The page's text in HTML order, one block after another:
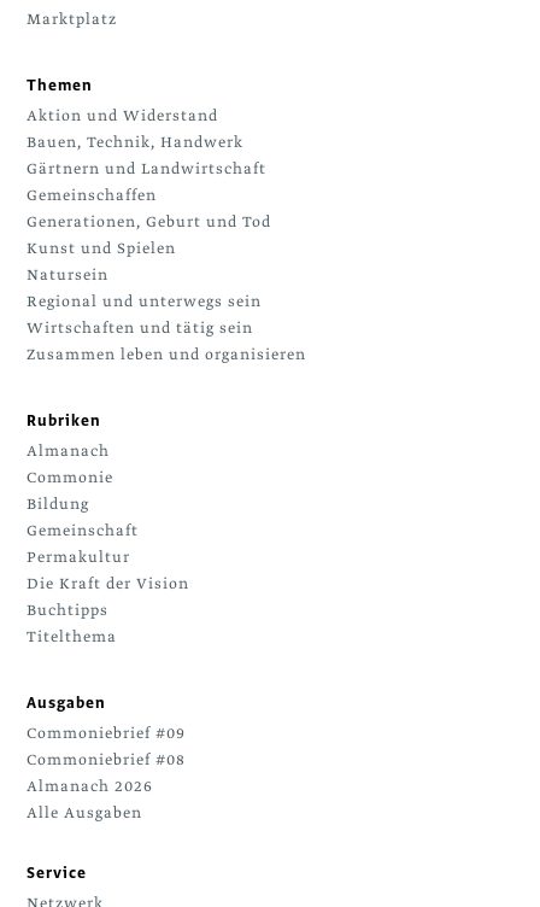
Marktplatz
Themen
Aktion und Widerstand
Bauen, Technik, Handwerk
Gärtnern und Landwirtschaft
Gemeinschaffen
Generationen, Geburt und Tod
Kunst und Spielen
Natursein
Regional und unterwegs sein
Wirtschaften und tätig sein
Zusammen leben und organisieren
Rubriken
Almanach
Commonie
Bildung
Gemeinschaft
Permakultur
Die Kraft der Vision
Buchtipps
Titelthema
Ausgaben
Commoniebrief #09
Commoniebrief #08
Almanach 2026
Alle Ausgaben
Service